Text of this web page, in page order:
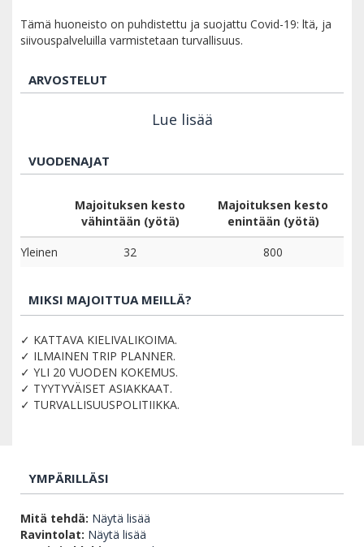
Tämä huoneisto on puhdistettu ja suojattu Covid-19: ltä, ja
siivouspalveluilla varmistetaan turvallisuus.
ARVOSTELUT
Lue lisää
VUODENAJAT
Majoituksen kesto
vähintään (yötä)
Majoituksen kesto
enintään (yötä)
Yleinen
32 800
MIKSI MAJOITTUA MEILLÄ?
✓ KATTAVA KIELIVALIKOIMA.
✓ ILMAINEN TRIP PLANNER.
✓ YLI 20 VUODEN KOKEMUS.
✓ TYYTYVÄISET ASIAKKAAT.
✓ TURVALLISUUSPOLITIIKKA.
YMPÄRILLÄSI
Mitä tehdä: Näytä lisää
Ravintolat: Näytä lisää